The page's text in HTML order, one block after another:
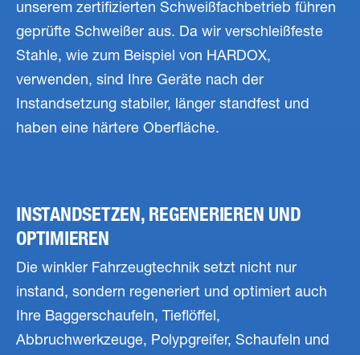
unserem zertifizierten Schweißfachbetrieb führen
geprüfte Schweißer aus. Da wir verschleißfeste
Stahle, wie zum Beispiel von HARDOX,
verwenden, sind Ihre Geräte nach der
Instandsetzung stabiler, länger standfest und
haben eine härtere Oberfläche.
INSTANDSETZEN, REGENERIEREN UND
OPTIMIEREN
Die winkler Fahrzeugtechnik setzt nicht nur
instand, sondern regeneriert und optimiert auch
Ihre Baggerschaufeln, Tieflöffel,
Abbruchwerkzeuge, Polypgreifer, Schaufeln und